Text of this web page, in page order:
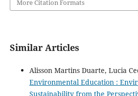
More Citation Formats
Similar Articles
Alisson Martins Duarte, Lucia
Environmental Education :
Sustainability from the